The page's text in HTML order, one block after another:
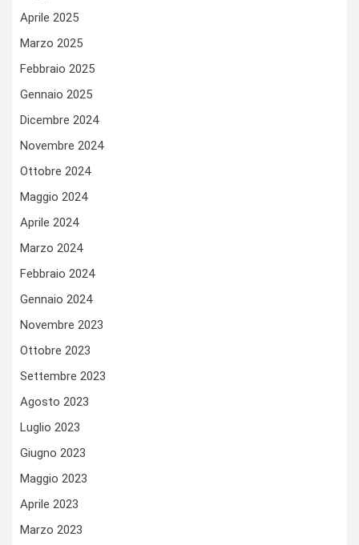
Aprile 2025
Marzo 2025
Febbraio 2025
Gennaio 2025
Dicembre 2024
Novembre 2024
Ottobre 2024
Maggio 2024
Aprile 2024
Marzo 2024
Febbraio 2024
Gennaio 2024
Novembre 2023
Ottobre 2023
Settembre 2023
Agosto 2023
Luglio 2023
Giugno 2023
Maggio 2023
Aprile 2023
Marzo 2023